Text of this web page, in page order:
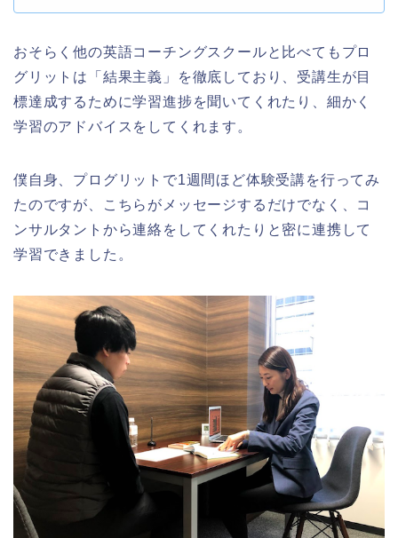
おそらく他の英語コーチングスクールと比べてもプロ
グリットは「結果主義」を徹底しており、受講生が目
標達成するために学習進捗を聞いてくれたり、細かく
学習のアドバイスをしてくれます。
僕自身、プログリットで1週間ほど体験受講を行ってみ
たのですが、こちらがメッセージするだけでなく、コ
ンサルタントから連絡をしてくれたりと密に連携して
学習できました。